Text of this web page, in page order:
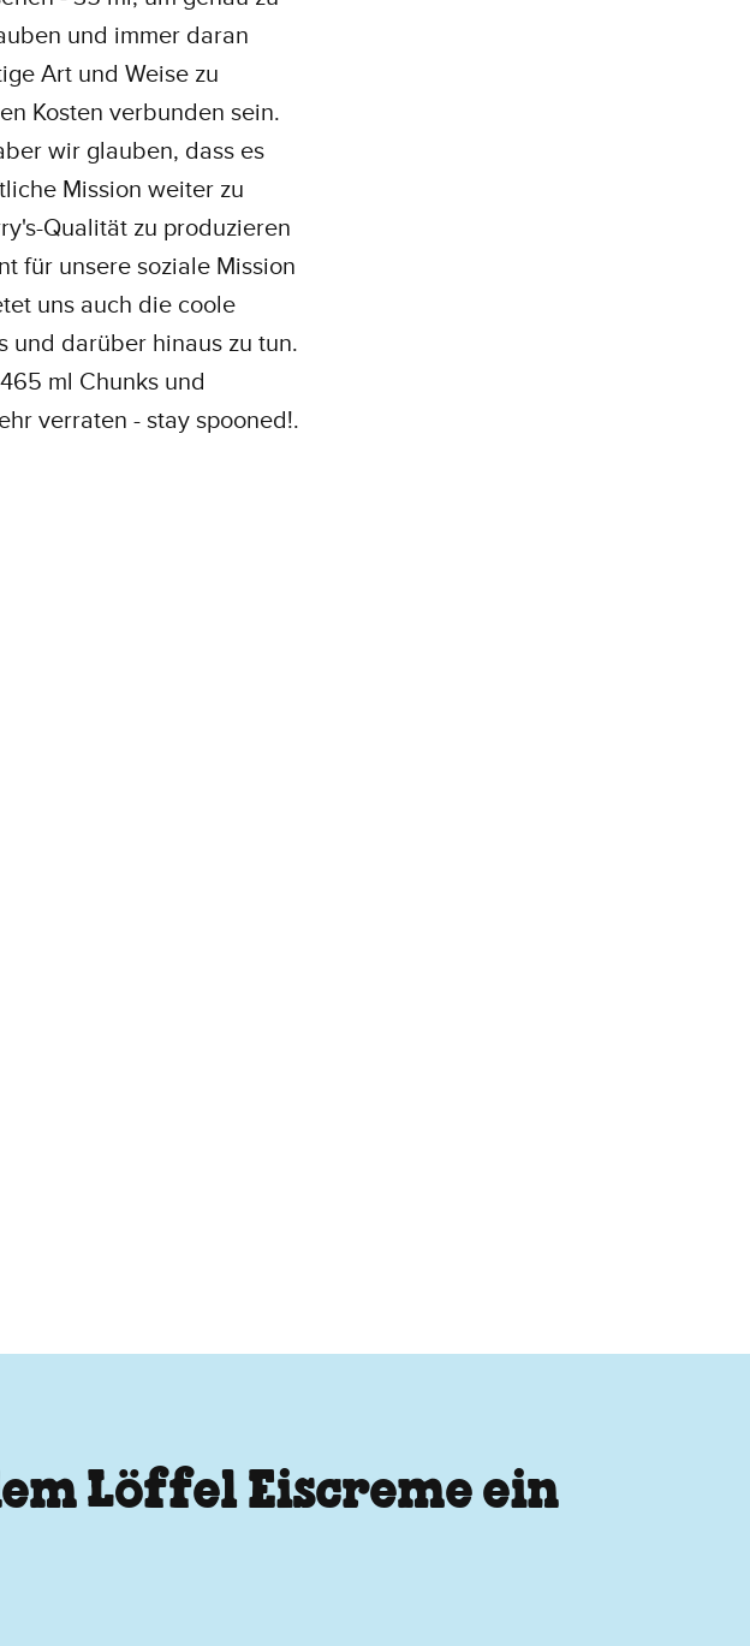
und immer daran
Art und Weise zu
Kosten verbunden sein.
wir glauben, dass es
Mission weiter zu
Qualität zu produzieren
für unsere soziale Mission
uns auch die coole
und darüber hinaus zu tun.
ml Chunks und
verraten - stay spooned!.
Löffel Eiscreme ein